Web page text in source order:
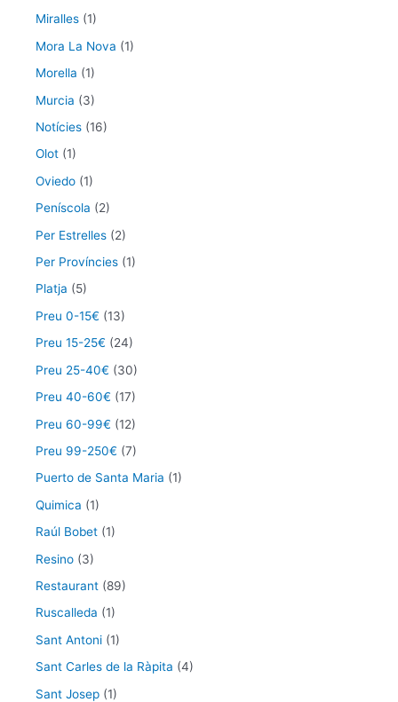
Miralles (1)
Mora La Nova (1)
Morella (1)
Murcia (3)
Notícies (16)
Olot (1)
Oviedo (1)
Peníscola (2)
Per Estrelles (2)
Per Províncies (1)
Platja (5)
Preu 0-15€ (13)
Preu 15-25€ (24)
Preu 25-40€ (30)
Preu 40-60€ (17)
Preu 60-99€ (12)
Preu 99-250€ (7)
Puerto de Santa Maria (1)
Quimica (1)
Raúl Bobet (1)
Resino (3)
Restaurant (89)
Ruscalleda (1)
Sant Antoni (1)
Sant Carles de la Ràpita (4)
Sant Josep (1)